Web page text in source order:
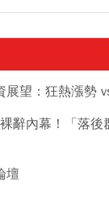
望：狂熱漲勢
辭內幕！「落後
壇